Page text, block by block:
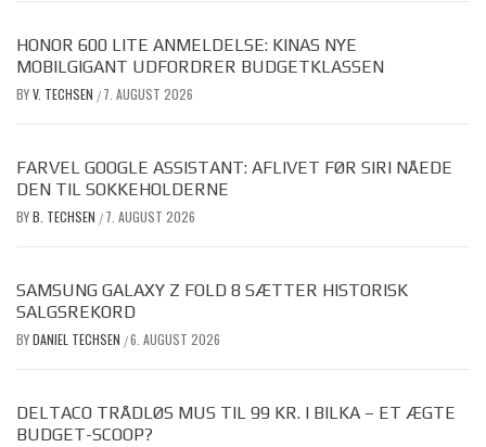
HONOR 600 LITE ANMELDELSE: KINAS NYE
MOBILGIGANT UDFORDRER BUDGETKLASSEN
BYV. TECHSEN / 7. AUGUST 2026
FARVEL GOOGLE ASSISTANT: AFLIVET FØR SIRI NÅEDE
DEN TIL SOKKEHOLDERNE
BYB. TECHSEN / 7. AUGUST 2026
SAMSUNG GALAXY Z FOLD 8 SÆTTER HISTORISK
SALGSREKORD
BYDANIEL TECHSEN /6. AUGUST 2026
DELTACO TRÅDLØS MUS TIL 99 KR. I BILKA – ET ÆGTE
BUDGET-SCOOP?